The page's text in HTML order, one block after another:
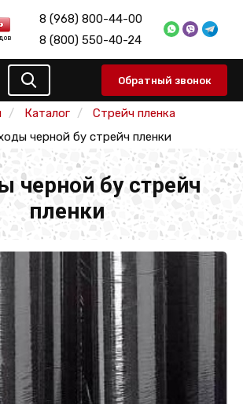
8 (968) 800-44-00
8 (800) 550-40-24
Обратный звонок
Каталог
Стрейч пленка
черной бу стрейч пленки
черной бу стрейч
пленки